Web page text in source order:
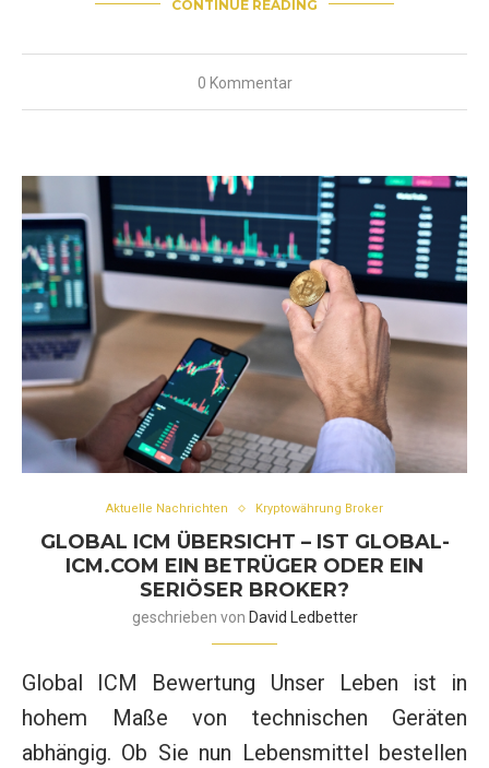
CONTINUE READING
0 Kommentar
Aktuelle Nachrichten Kryptowährung Broker
GLOBAL ICM ÜBERSICHT – IST GLOBAL-
ICM.COM EIN BETRÜGER ODER EIN
SERIÖSER BROKER?
geschrieben von David Ledbetter
Global ICM Bewertung Unser Leben ist in
hohem Maße von technischen Geräten
abhängig. Ob Sie nun Lebensmittel bestellen